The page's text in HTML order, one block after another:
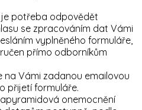
je potřeba odpovědět
se zpracováním dat Vámi
vyplněného formuláře,
přímo odborníkům
Vámi zadanou emailovou
přijetí formuláře.
onemocnění